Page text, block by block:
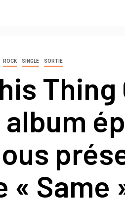
ROCK SINGLE SORTIE
Thing
album
« Same